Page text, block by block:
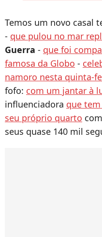
Temos um novo casal
- que pulou no mar
Guerra - que foi
famosa da Globo -
namoro nesta quinta-
fofo: com um jantar à
influenciadora que
seu próprio quarto
seus quase 140 mil